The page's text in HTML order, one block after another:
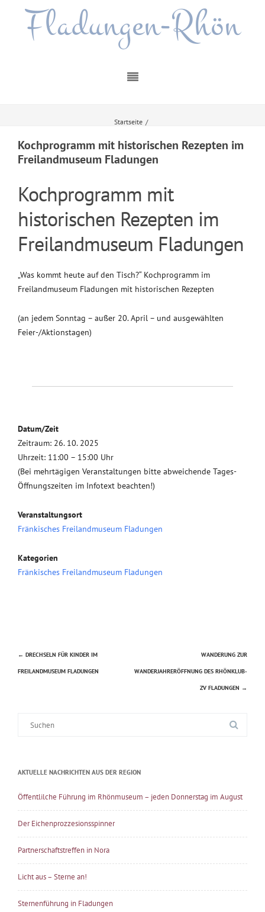
Fladungen-Rhön
Startseite /
Kochprogramm mit historischen Rezepten im
Freilandmuseum Fladungen
Kochprogramm mit
historischen Rezepten im
Freilandmuseum Fladungen
„Was kommt heute auf den Tisch?“ Kochprogramm im
Freilandmuseum Fladungen mit historischen Rezepten
(an jedem Sonntag – außer 20. April – und ausgewählten
Feier-/Aktionstagen)
Datum/Zeit
Zeitraum: 26. 10. 2025
Uhrzeit: 11:00 – 15:00 Uhr
(Bei mehrtägigen Veranstaltungen bitte abweichende Tages-
Öffnungszeiten im Infotext beachten!)
Veranstaltungsort
Fränkisches Freilandmuseum Fladungen
Kategorien
Fränkisches Freilandmuseum Fladungen
Beitragsnavigation
← DRECHSELN FÜR KINDER IM
FREILANDMUSEUM FLADUNGEN
WANDERUNG ZUR
WANDERJAHRERÖFFNUNG DES RHÖNKLUB-
ZV FLADUNGEN →
AKTUELLE NACHRICHTEN AUS DER REGION
Öffentlilche Führung im Rhönmuseum – jeden Donnerstag im August
Der Eichenprozzesionsspinner
Partnerschaftstreffen in Nora
Licht aus – Sterne an!
Sternenführung in Fladungen